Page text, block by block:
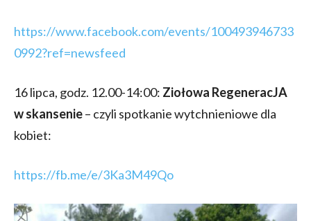
https://www.facebook.com/events/100493946733
0992?ref=newsfeed
16 lipca, godz. 12.00-14:00: Ziołowa RegeneracJA
w skansenie– czyli spotkanie wytchnieniowe dla
kobiet:
https://fb.me/e/3Ka3M49Qo